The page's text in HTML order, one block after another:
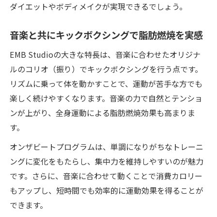
ダイエットやボディメイクが実現できるでしょう。
音楽と共にキックボクシングで脂肪燃焼を実感
EMB Studioの大きな特長は、音楽に合わせたオリジナ
ルのコリオ（振り）でキックボクシングを行う点です。
リズムに乗って体を動かすことで、運動が苦手な方でも
楽しく続けやすくなります。音楽の力で自然とテンショ
ンが上がり、全身運動による脂肪燃焼効果も高まりま
す。
オンザビートプログラムは、単調になりがちなトレーニ
ングに変化をもたらし、集中力を維持しやすいのが魅力
です。さらに、音楽に合わせて動くことで消費カロリー
もアップし、短時間でも効率的に運動効果を得ることが
できます。